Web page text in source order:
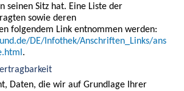
seinen Sitz hat. Eine Liste der
sowie deren
folgendem Link entnommen werden:
DE/Infothek/Anschriften_Links/ans
.
Daten, die wir auf Grundlage Ihrer